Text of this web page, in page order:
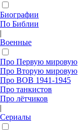
Биографии
По Библии
|
Военные
Про Первую мировую
Про Вторую мировую
Про ВОВ 1941-1945
Про танкистов
Про лётчиков
|
Сериалы